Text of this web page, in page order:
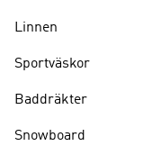
Linnen
Sportväskor
Baddräkter
Snowboard